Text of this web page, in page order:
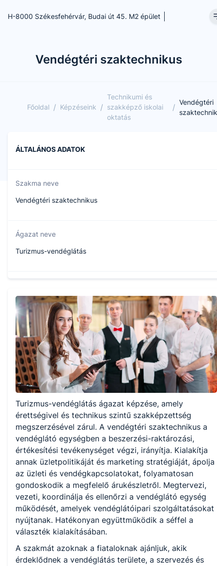
H-8000 Székesfehérvár, Budai út 45. M2 épület
Vendégtéri szaktechnikus
Főoldal / Képzéseink /
Technikumi és
szakképző iskolai
oktatás
/
Vendégtéri
ÁLTALÁNOS ADATOK
Szakma neve
Vendégtéri szaktechnikus
Ágazat neve
Turizmus-vendéglátás
510132308
Képzés időtartama
5 év
Választható szakmairányok:
Nem válaszható
KKK/PTT
KKK letöltése (pdf)
PTT letöltése (pdf)
Okleveles technikusképzés
Nem
A képzést indító intézményeink
Turizmus-vendéglátás ágazat képzése, amely
érettségivel és technikus szintű szakképzettség
megszerzésével zárul. A vendégtéri szaktechnikus a
vendéglátó egységben a beszerzési-raktározási,
értékesítési tevékenységet végzi, irányítja. Kialakítja
annak üzletpolitikáját és marketing stratégiáját, ápolja
az üzleti és vendégkapcsolatokat, folyamatosan
gondoskodik a megfelelő árukészletről. Megtervezi,
vezeti, koordinálja és ellenőrzi a vendéglátó egység
működését, amelyek vendéglátóipari szolgáltatásokat
nyújtanak. Hatékonyan együttműködik a séffel a
választék kialakításában.
A szakmát azoknak a fiataloknak ajánljuk, akik
érdeklődnek a vendéglátás területe, a szervezés és